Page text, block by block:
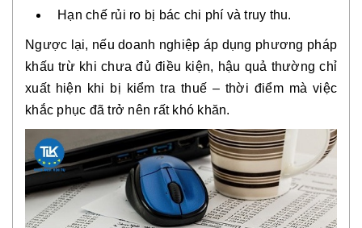
Hạn chế rủi ro bị bác chi phí và truy thu.
Ngược lại, nếu doanh nghiệp áp dụng phương pháp
khấu trừ khi chưa đủ điều kiện, hậu quả thường chỉ
xuất hiện khi bị kiểm tra thuế – thời điểm mà việc
khắc phục đã trở nên rất khó khăn.